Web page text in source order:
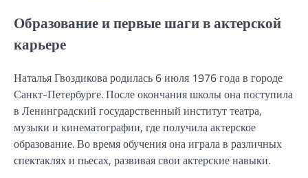
Образование и первые шаги в актерской
карьере
Наталья Гвоздикова родилась 6 июля 1976 года в городе
Санкт-Петербурге. После окончания школы она поступила
в Ленинградский государственный институт театра,
музыки и кинематографии, где получила актерское
образование. Во время обучения она играла в различных
спектаклях и пьесах, развивая свои актерские навыки.